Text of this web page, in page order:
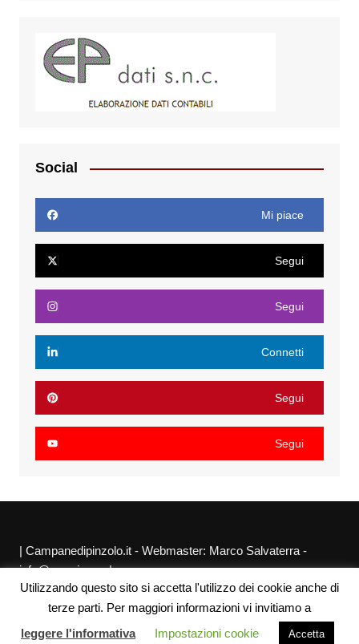
Social
Mi piace
Segui
Segui
Connetti
Segui
Segui
| Campanedipinzolo.it - Webmaster: Marco Salvaterra -
info@agraria.org |
Chi siamo Privacy Policy Sitemap Link utili
Utilizzando questo sito si accetta l'utilizzo dei cookie anche di
terze parti. Per maggiori informazioni vi invitiamo a
leggere l'informativa
Impostazioni cookie Accetta